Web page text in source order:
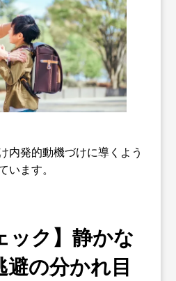
内発的動機づけに導くよう
います。
ック】静かな
避の分かれ目